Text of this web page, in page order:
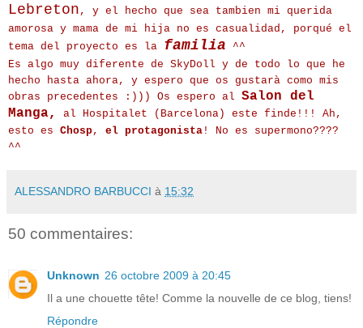
Lebreton , y el hecho que sea tambien mi querida
amorosa y mama de mi hija no es casualidad, porqué el
tema del proyecto es la familia ^^
Es algo muy diferente de SkyDoll y de todo lo que he
hecho hasta ahora, y espero que os gustarà como mis
obras precedentes :))) Os espero al Salon del
Manga,
al Hospitalet (Barcelona) este finde!!! Ah,
esto es Chosp, el protagonista ! No es supermono????
^^
ALESSANDRO BARBUCCI à 15:32
50 commentaires:
Unknown 26 octobre 2009 à 20:45
Il a une chouette tête! Comme la nouvelle de ce blog, tiens!
Répondre